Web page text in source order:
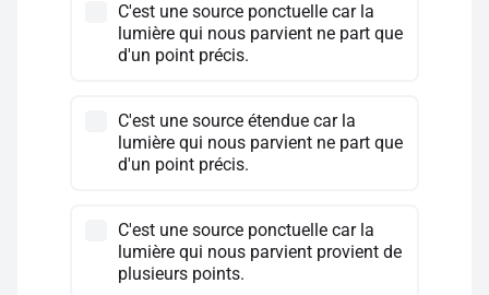
C'est une source ponctuelle car la
lumière qui nous parvient ne part que
d'un point précis.
C'est une source étendue car la
lumière qui nous parvient ne part que
d'un point précis.
C'est une source ponctuelle car la
lumière qui nous parvient provient de
plusieurs points.